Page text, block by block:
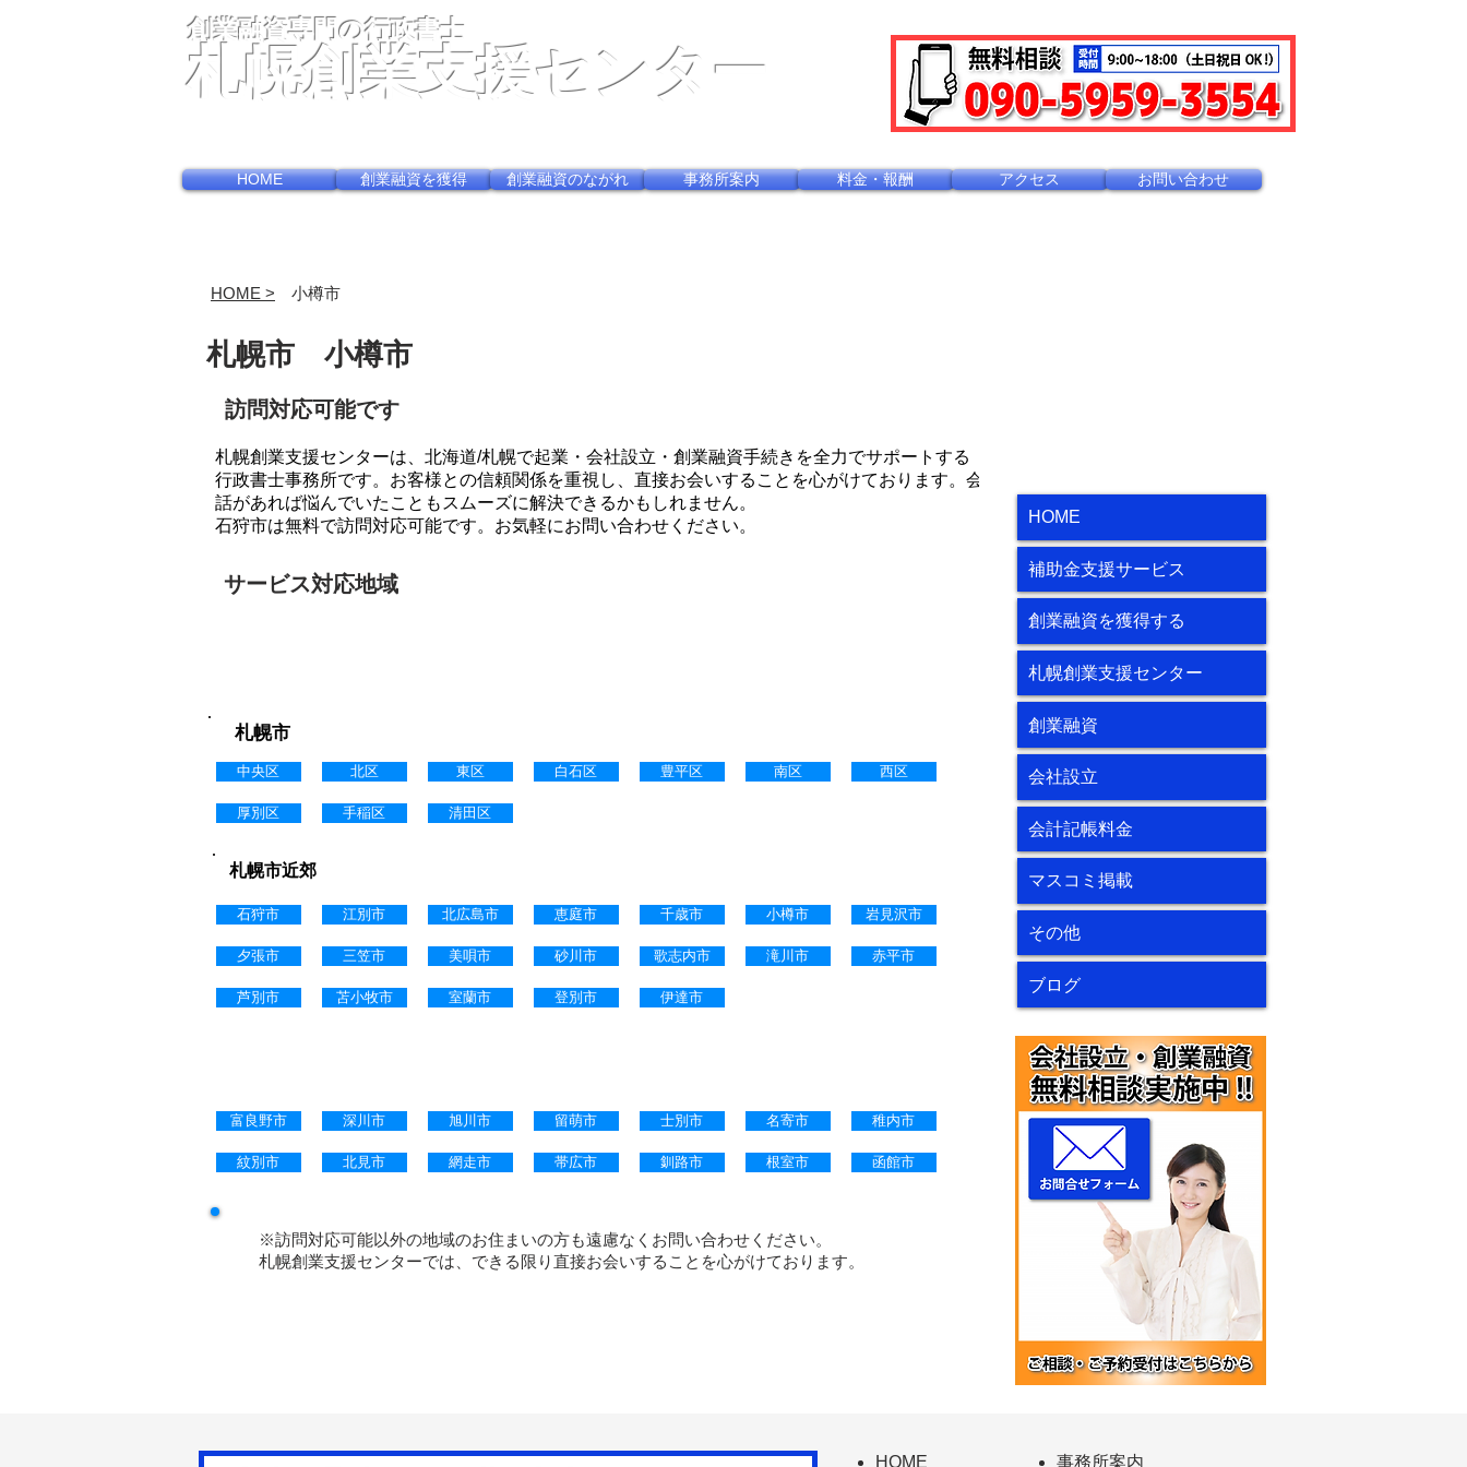
創業融資専門の行政書士
札幌創業支援センター
HOME > 小樽市
札幌市 小樽市
訪問対応可能です
札幌創業支援センターは、北海道/札幌で起業・会社設立・創業融資手続きを全力でサポートする
行政書士事務所です。お客様との信頼関係を重視し、直接お会いすることを心がけております。会
話があれば悩んでいたこともスムーズに解決できるかもしれません。
石狩市は無料で訪問対応可能です。お気軽にお問い合わせください。
サービス対応地域
札幌市
中央区
厚別区
北区
手稲区
東区
清田区
白石区 豊平区 南区 西区
札幌市近郊
石狩市
夕張市
芦別市
江別市
三笠市
苫小牧市
北広島市
美唄市
室蘭市
恵庭市
砂川市
登別市
千歳市
歌志内市
伊達市
小樽市
滝川市
岩見沢市
赤平市
富良野市
紋別市
深川市
北見市
旭川市
網走市
留萌市
帯広市
士別市
釧路市
名寄市
根室市
稚内市
函館市
※訪問対応可能以外の地域のお住まいの方も遠慮なくお問い合わせください。
札幌創業支援センターでは、できる限り直接お会いすることを心がけております。
HOME
補助金支援サービス
創業融資を獲得する
札幌創業支援センター
創業融資
会社設立
会計記帳料金
マスコミ掲載
その他
ブログ
HOME 創業融資を獲得 創業融資のながれ 事務所案内 料金・報酬 アクセス お問い合わせ
HOME 事務所案内